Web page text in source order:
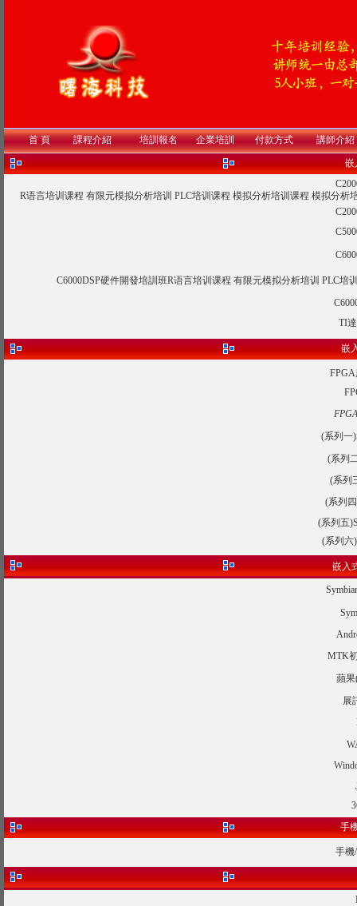
首 頁 課程介紹 培訓報名 企業培訓 付款方式 講師介紹
嵌
R语言培训课程 有限元模拟分析培训 PLC培训课程 模拟分析培训课程 模拟分析
C6000DSP硬件開發培訓班R语言培训课程 有限元模拟分析培训 PLC培
TI
嵌
(系列一
(系列
(系列
(系列
(系列五
(系列六
嵌入
MTK
蘋
展
手
手機